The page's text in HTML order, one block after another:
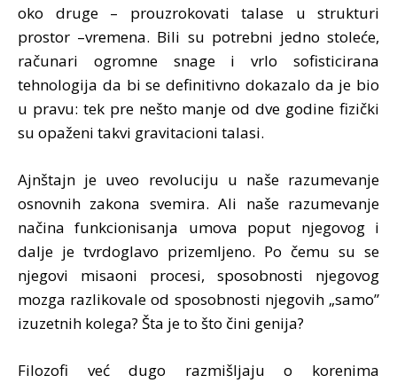
oko druge – prouzrokovati talase u strukturi
prostor –vremena. Bili su potrebni jedno stoleće,
računari ogromne snage i vrlo sofisticirana
tehnologija da bi se definitivno dokazalo da je bio
u pravu: tek pre nešto manje od dve godine fizički
su opaženi takvi gravitacioni talasi.
Ajnštajn je uveo revoluciju u naše razumevanje
osnovnih zakona svemira. Ali naše razumevanje
načina funkcionisanja umova poput njegovog i
dalje je tvrdoglavo prizemljeno. Po čemu su se
njegovi misaoni procesi, sposobnosti njegovog
mozga razlikovale od sposobnosti njegovih „samo”
izuzetnih kolega? Šta je to što čini genija?
Filozofi već dugo razmišljaju o korenima